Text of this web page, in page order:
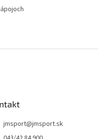
jmsport@jmsport.sk